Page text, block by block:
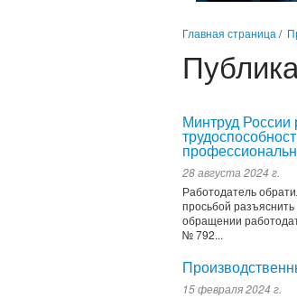
Главная страница /
Минтруд России
28 августа 2024 г.
Работодатель
просьбой
обращении
№ 792...
15 февраля 2024 г.